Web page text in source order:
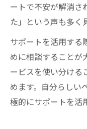
ートで不安が解消さ
た」という声も多く
サポートを活用する
めに相談することが
ービスを使い分ける
めます。自分らしい
極的にサポートを活